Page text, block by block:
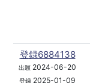
登録6884138
出願 2024-06-20
登録 2025-01-09